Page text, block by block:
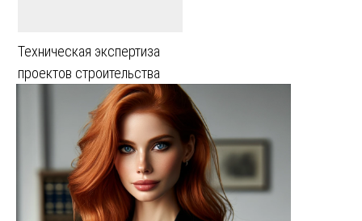
Техническая экспертиза
проектов строительства